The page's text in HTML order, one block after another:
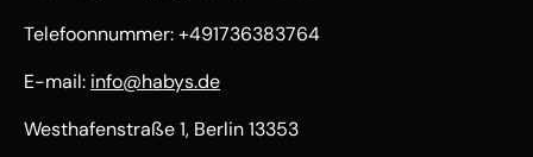
Telefoonnummer: +491736383764
E-mail: info@habys.de
Westhafenstraße 1, Berlin 13353